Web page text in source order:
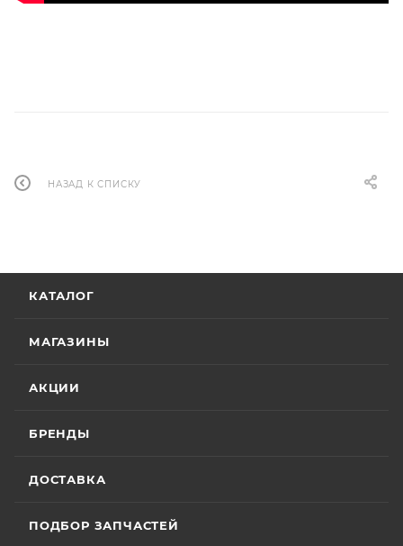
НАЗАД К СПИСКУ
КАТАЛОГ
МАГАЗИНЫ
АКЦИИ
БРЕНДЫ
ДОСТАВКА
ПОДБОР ЗАПЧАСТЕЙ